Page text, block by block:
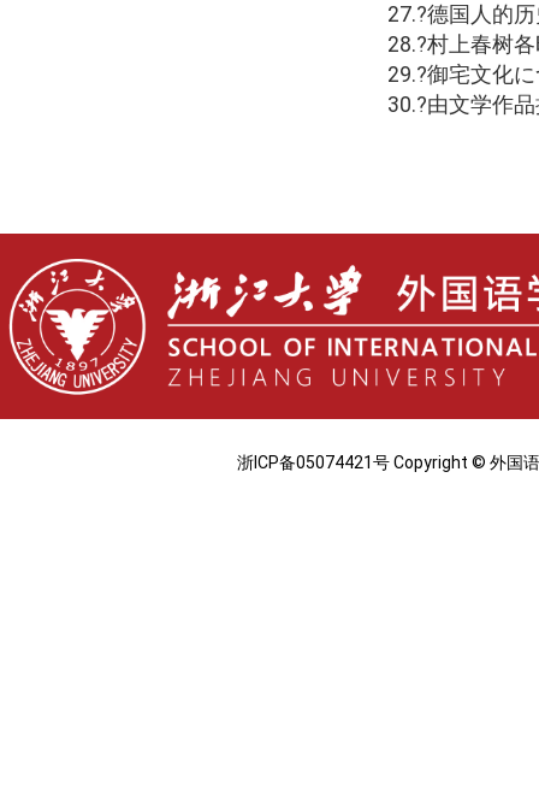
27.?德国人的
28.?村上春树
29.?御宅文化
30.?由文学作
浙ICP备05074421号 Copyright © 外国